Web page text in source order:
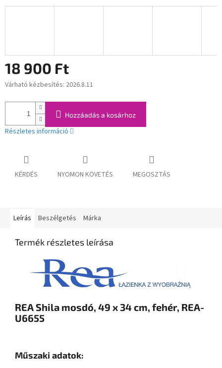
18 900 Ft
Egységár:
Várható kézbesítés: 2026.8.11
Hozzáadás a kosárhoz
Részletes információ
KÉRDÉS NYOMON KÖVETÉS MEGOSZTÁS
Leírás Beszélgetés Márka
Termék részletes leírása
REA Shila mosdó, 49 x 34 cm, fehér, REA-
U6655
Műszaki adatok: